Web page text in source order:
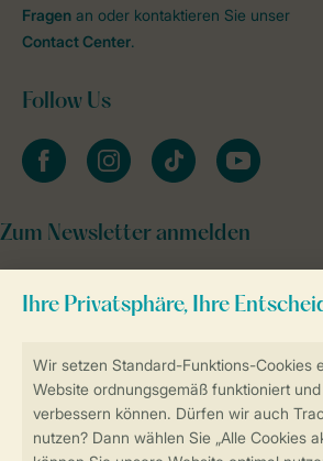
Sicher und schnell zur Online-
Fragen an oder kontaktieren Sie unser
Contact Center.
Follow Us
facebookinstagramtiktok youtube
Zum Newsletter anmelden